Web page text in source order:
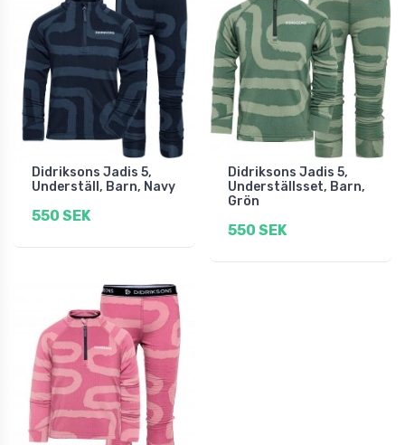
Didriksons Jadis 5,
Underställ, Barn, Navy
550 SEK
Didriksons Jadis 5,
Underställsset, Barn,
Grön
550 SEK